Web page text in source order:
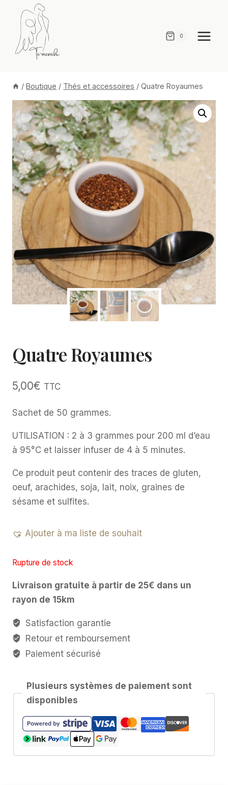
contenu
0
/ Boutique / Thés et accessoires / Quatre Royaumes
Quatre Royaumes
5,00€ TTC
Sachet de 50 grammes.
UTILISATION : 2 à 3 grammes pour 200 ml d’eau
à 95°C et laisser infuser de 4 à 5 minutes.
Ce produit peut contenir des traces de gluten,
oeuf, arachides, soja, lait, noix, graines de
sésame et sulfites.
Ajouter à ma liste de souhait
Rupture de stock
Livraison gratuite à partir de 25€ dans un
rayon de 15km
Satisfaction garantie
Retour et remboursement
Paiement sécurisé
Plusieurs systèmes de paiement sont
disponibles